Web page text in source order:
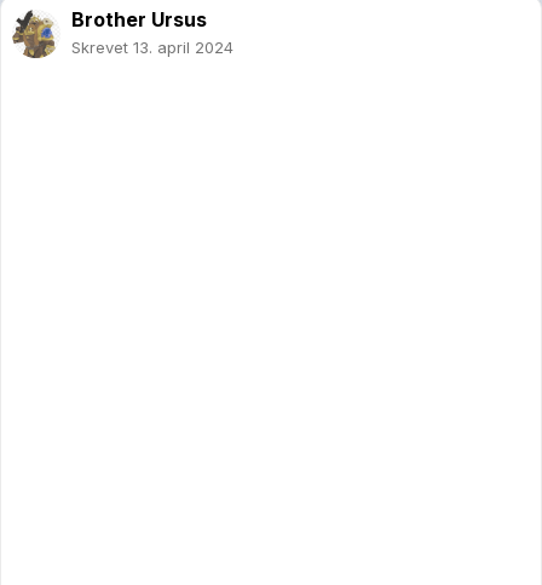
Brother Ursus
Skrevet 13. april 2024